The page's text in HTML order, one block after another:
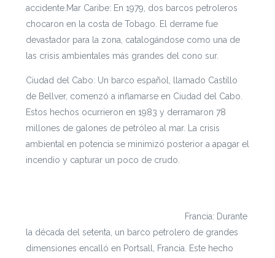
accidente. Mar Caribe: En 1979, dos barcos petroleros
chocaron en la costa de Tobago. El derrame fue
devastador para la zona, catalogándose como una de
las crisis ambientales más grandes del cono sur.
Ciudad del Cabo: Un barco español, llamado Castillo
de Bellver, comenzó a inflamarse en Ciudad del Cabo.
Estos hechos ocurrieron en 1983 y derramaron 78
millones de galones de petróleo al mar. La crisis
ambiental en potencia se minimizó posterior a apagar el
incendio y capturar un poco de crudo.
Francia: Durante
la década del setenta, un barco petrolero de grandes
dimensiones encalló en Portsall, Francia. Este hecho